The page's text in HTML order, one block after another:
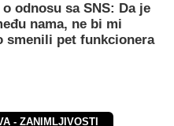
odnosu sa SNS: Da je
nama, ne bi mi
smenili pet funkcionera
- ZANIMLJIVOSTI